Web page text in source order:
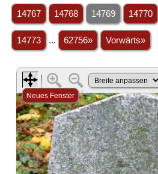
14767 14768 14769 14770
14773 ... 62756» Vorwärts»